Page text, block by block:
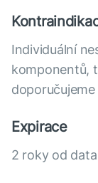
Individuální
komponentů,
Expirace
2 roky od